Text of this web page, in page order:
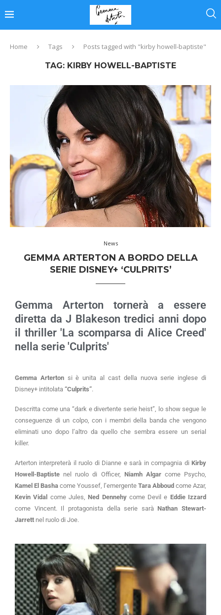
Home Tags Posts tagged with "kirby howell-baptiste"
TAG: KIRBY HOWELL-BAPTISTE
News
GEMMA ARTERTON A BORDO DELLA
SERIE DISNEY+ ‘CULPRITS’
Gemma Arterton tornerà a essere
diretta da J Blakeson tredici anni dopo
il thriller 'La scomparsa di Alice Creed'
nella serie 'Culprits'
Gemma Artertonsi è unita al cast della nuova serie inglese di
Disney+ intitolata “Culprits”.
Descritta come una “dark e divertente serie heist”, lo show segue le
conseguenze di un colpo, con i membri della banda che vengono
eliminati uno dopo l’altro da quello che sembra essere un serial
killer.
Arterton interpreterà il ruolo di Dianne e sarà in compagnia di Kirby
Howell-Baptiste nel ruolo di Officer, Niamh Algarcome Psycho,
Kamel El Basha come Youssef, l’emergente Tara Abboud come Azar,
Kevin Vidal come Jules, Ned Dennehycome Devil e Eddie Izzard
come Vincent. Il protagonista della serie sarà Nathan Stewart-
Jarrett nel ruolo di Joe.